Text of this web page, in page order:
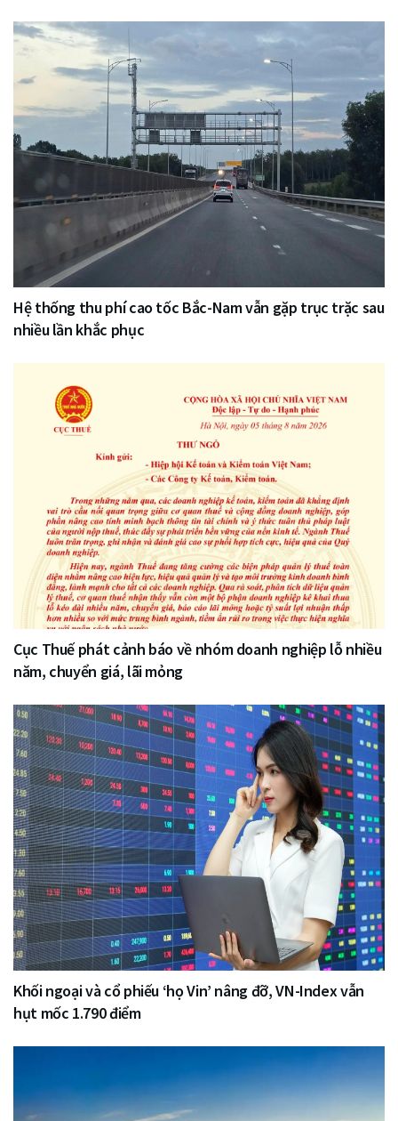
Hệ thống thu phí cao tốc Bắc-Nam vẫn gặp trục trặc sau
nhiều lần khắc phục
Cục Thuế phát cảnh báo về nhóm doanh nghiệp lỗ nhiều
năm, chuyển giá, lãi mỏng
Khối ngoại và cổ phiếu ‘họ Vin’ nâng đỡ, VN-Index vẫn
hụt mốc 1.790 điểm